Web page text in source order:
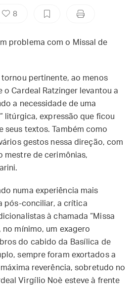
8
problema com o Missal de
tornou pertinente, ao menos
o Cardeal Ratzinger levantou a
a necessidade de uma
litúrgica, expressão que ficou
seus textos. Também como
gestos nessa direção, com
mestre de cerimônias,
numa experiência mais
pós-conciliar, a crítica
à chamada “Missa
no mínimo, um exagero
do cabido da Basílica de
sempre foram exortados a
reverência, sobretudo no
Virgílio Noè esteve à frente